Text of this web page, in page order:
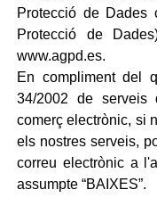
Protecció de Dades
Protecció de
www.agpd.es.
En compliment del
34/2002 de
comerç electrònic, si
els nostres serveis,
correu electrònic a
assumpte “BAIXES”.